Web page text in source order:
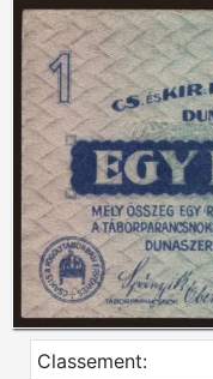
Classement: